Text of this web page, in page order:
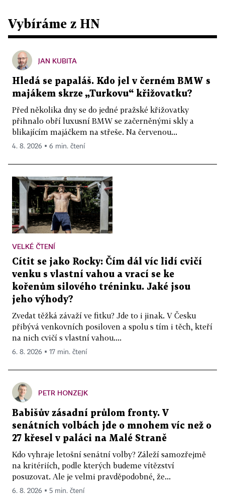
Vybíráme z HN
JAN KUBITA
Hledá se papaláš. Kdo jel v černém BMW s
majákem skrze „Turkovu“ křižovatku?
Před několika dny se do jedné pražské křižovatky
přihnalo obří luxusní BMW se začerněnými skly a
blikajícím majáčkem na střeše. Na červenou...
4. 8. 2026 ▪ 6 min. čtení
VELKÉ ČTENÍ
Cítit se jako Rocky: Čím dál víc lidí cvičí
venku s vlastní vahou a vrací se ke
kořenům silového tréninku. Jaké jsou
jeho výhody?
Zvedat těžká závaží ve fitku? Jde to i jinak. V Česku
přibývá venkovních posiloven a spolu s tím i těch, kteří
na nich cvičí s vlastní vahou....
6. 8. 2026 ▪ 17 min. čtení
PETR HONZEJK
Babišův zásadní průlom fronty. V
senátních volbách jde o mnohem víc než o
27 křesel v paláci na Malé Straně
Kdo vyhraje letošní senátní volby? Záleží samozřejmě
na kritériích, podle kterých budeme vítězství
posuzovat. Ale je velmi pravděpodobné, že...
6. 8. 2026 ▪ 5 min. čtení